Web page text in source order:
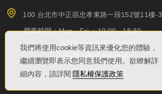
我們將使用cookie等資訊來優化您的體驗，
繼續瀏覽即表示您同意我們使用。欲瞭解詳
細內容，請詳閱 隱私權保護政策
100 台北市中正區忠孝東路一段152號11樓-3
營業時間：Mon - Fri ：10:00 - 18:30
例假日公休來店採預約制
Line線上服務全年無休